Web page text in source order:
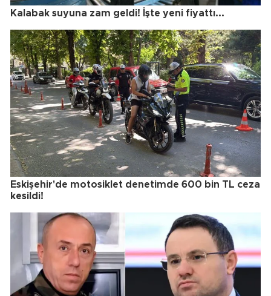
Kalabak suyuna zam geldi! İşte yeni fiyattı...
Eskişehir'de motosiklet denetimde 600 bin TL ceza
kesildi!